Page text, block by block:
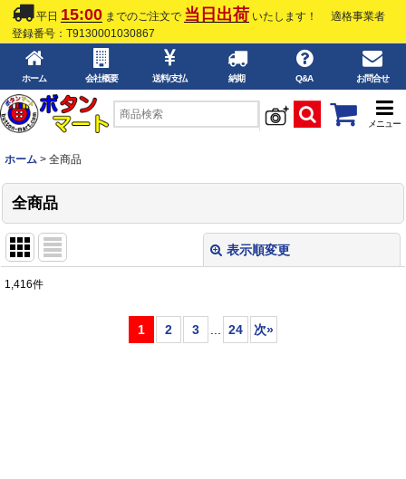
平日 15:00 までのご注文で 当日出荷 いたします！
適格事業者
登録番号：T9130001030867
ホーム 会社概要 送料/支払 納期 Q&A お問合せ
メニュー
ホーム > 全商品
全商品
表示順変更
1,416件
1 2 3 ... 24 次»